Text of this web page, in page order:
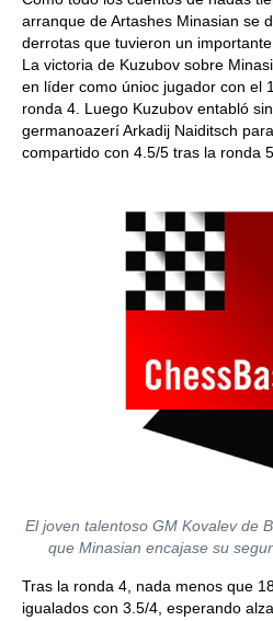
arranque de Artashes Minasian se
derrotas que tuvieron un
La victoria de Kuzubov sobre
en líder como únioc jugador con el
ronda 4. Luego Kuzubov entabló
germanoazerí Arkadij Naiditsch
compartido con 4.5/5 tras la ronda 5.
El joven talentoso GM Kovalev de
que Minasian encajase su
Tras la ronda 4, nada menos que
igualados con 3.5/4, esperando